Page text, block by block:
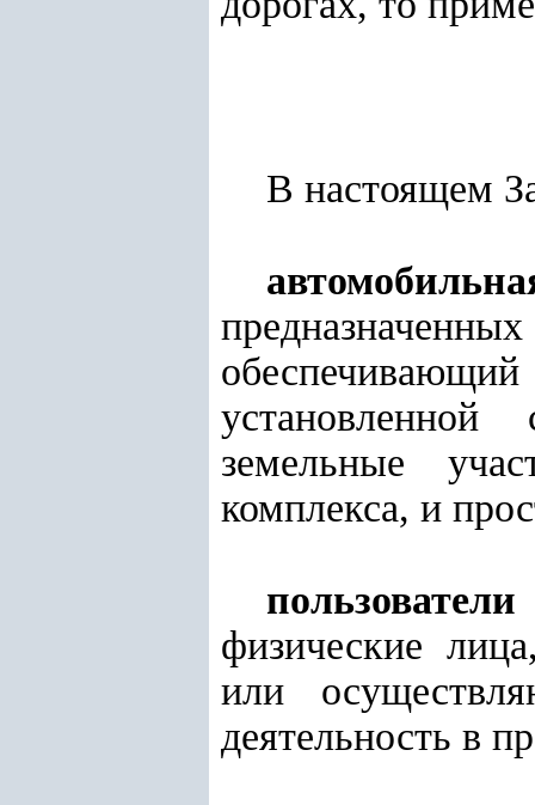
В настоящем
земельные
комплекса, и
физические
или
деятельность в